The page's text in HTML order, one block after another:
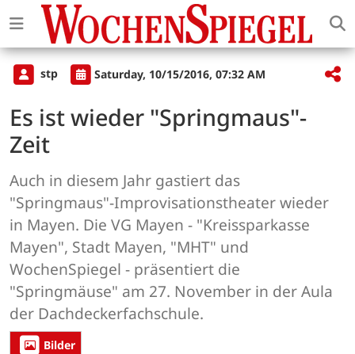
stp Saturday, 10/15/2016, 07:32 AM
Es ist wieder "Springmaus"-
Zeit
Auch in diesem Jahr gastiert das
"Springmaus"-Improvisationstheater wieder
in Mayen. Die VG Mayen - "Kreissparkasse
Mayen", Stadt Mayen, "MHT" und
WochenSpiegel - präsentiert die
"Springmäuse" am 27. November in der Aula
der Dachdeckerfachschule.
Bilder